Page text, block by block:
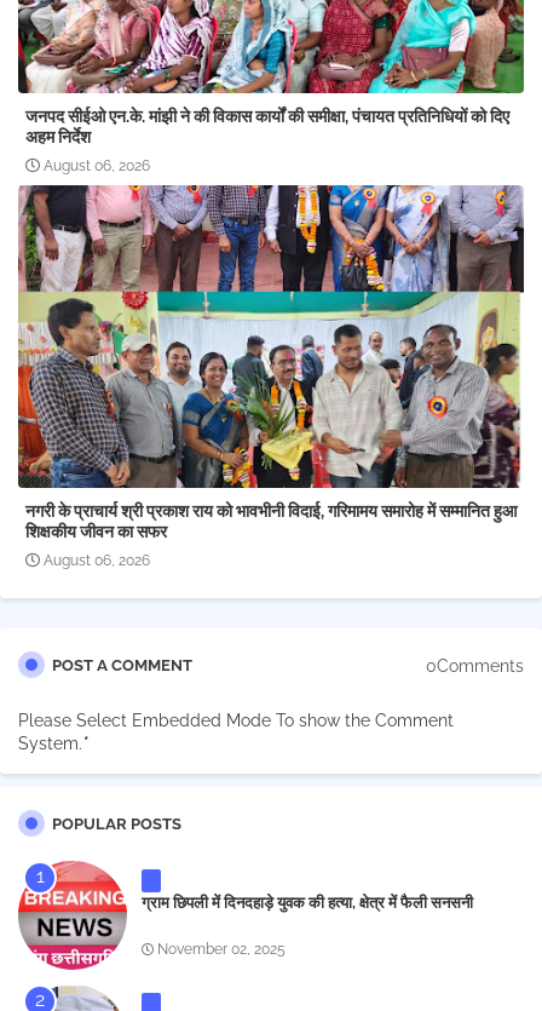
जनपद सीईओ एन.के. मांझी ने की विकास कार्यों की समीक्षा, पंचायत प्रतिनिधियों को दिए
अहम निर्देश
August 06, 2026
नगरी के प्राचार्य श्री प्रकाश राय को भावभीनी विदाई, गरिमामय समारोह में सम्मानित हुआ
शिक्षकीय जीवन का सफर
August 06, 2026
POST A COMMENT 0Comments
Please Select Embedded Mode To show the Comment
System.*
POPULAR POSTS
ग्राम छिपली में दिनदहाड़े युवक की हत्या, क्षेत्र में फैली सनसनी
November 02, 2025